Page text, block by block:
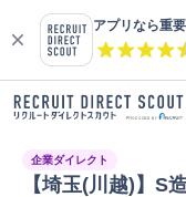
アプリなら重
企業ダイレクト
【埼玉(川越)】S